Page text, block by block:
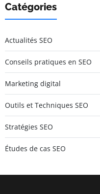
Catégories
Actualités SEO
Conseils pratiques en SEO
Marketing digital
Outils et Techniques SEO
Stratégies SEO
Études de cas SEO